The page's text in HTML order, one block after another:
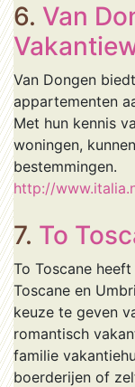
6. Van
Van Dongen
appartementen
Met hun kennis
woningen,
bestemmingen.
http://
7. To
To Toscane
Toscane en
keuze te geven
romantisch
familie
boerderijen of